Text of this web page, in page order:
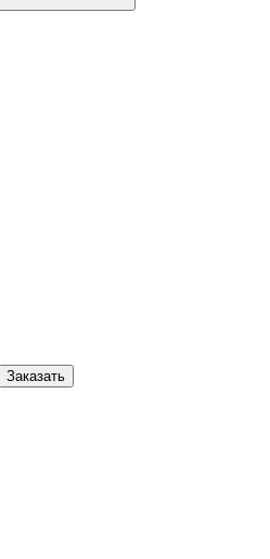
Заказать